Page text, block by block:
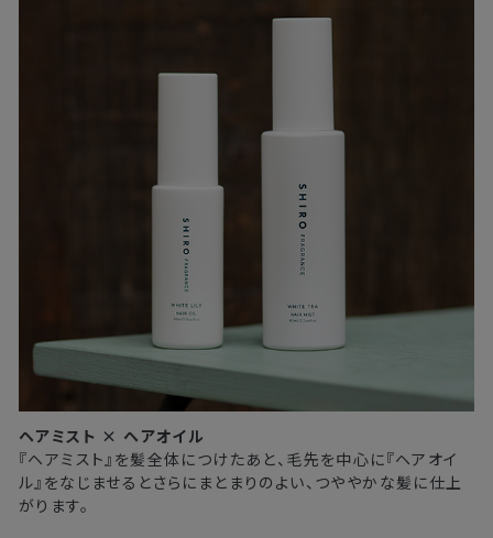
ヘアミスト × ヘアオイル
『ヘアミスト』を髪全体につけたあと、毛先を中心に『ヘアオイ
ル』をなじませるとさらにまとまりのよい、つややかな髪に仕上
がります。